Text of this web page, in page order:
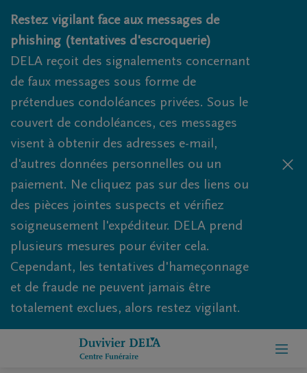
Obituaries.breadcrumbs.SkipLink
Restez vigilant face aux messages de
phishing (tentatives d'escroquerie)
DELA reçoit des signalements concernant
de faux messages sous forme de
prétendues condoléances privées. Sous le
couvert de condoléances, ces messages
visent à obtenir des adresses e-mail,
d'autres données personnelles ou un
paiement. Ne cliquez pas sur des liens ou
des pièces jointes suspects et vérifiez
soigneusement l'expéditeur. DELA prend
plusieurs mesures pour éviter cela.
Cependant, les tentatives d'hameçonnage
et de fraude ne peuvent jamais être
totalement exclues, alors restez vigilant.